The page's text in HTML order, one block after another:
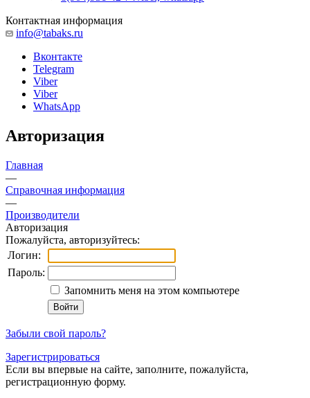
Контактная информация
info@tabaks.ru
Вконтакте
Telegram
Viber
Viber
WhatsApp
Авторизация
Главная
—
Справочная информация
—
Производители
Авторизация
Пожалуйста, авторизуйтесь:
Логин:
Пароль:
Запомнить меня на этом компьютере
Забыли свой пароль?
Зарегистрироваться
Если вы впервые на сайте, заполните, пожалуйста,
регистрационную форму.